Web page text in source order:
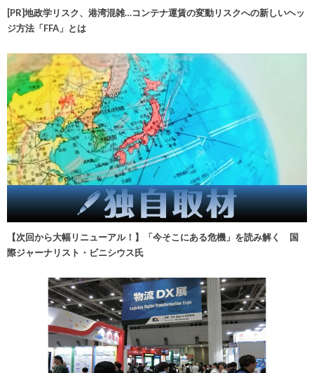
[PR]地政学リスク、港湾混雑…コンテナ運賃の変動リスクへの新しいヘッ
ジ方法「FFA」とは
【次回から大幅リニューアル！】「今そこにある危機」を読み解く 国
際ジャーナリスト・ビニシウス氏